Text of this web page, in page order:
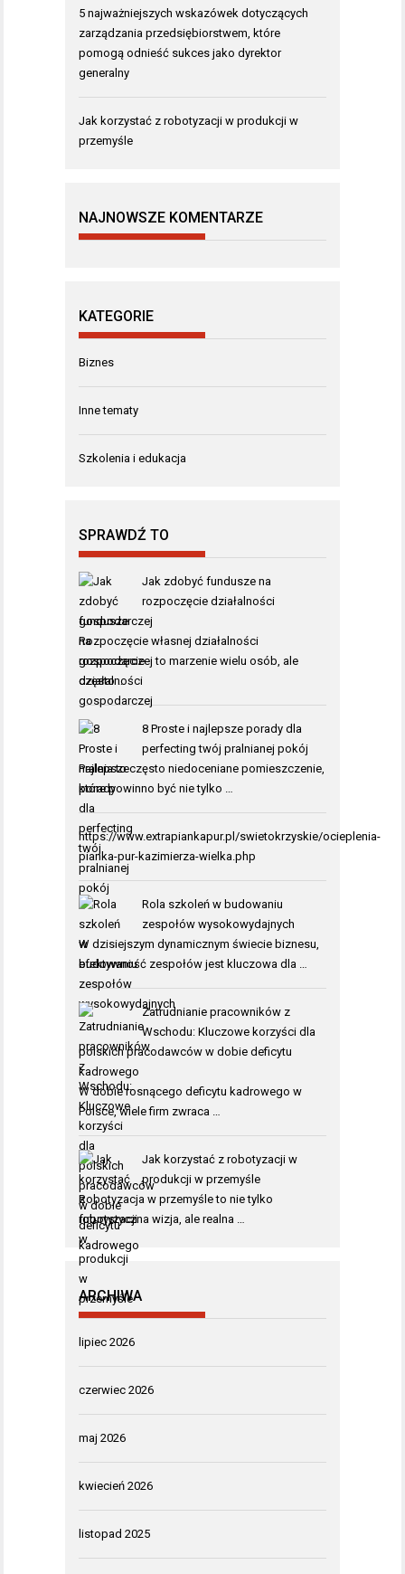
5 najważniejszych wskazówek dotyczących
zarządzania przedsiębiorstwem, które
pomogą odnieść sukces jako dyrektor
generalny
Jak korzystać z robotyzacji w produkcji w
przemyśle
NAJNOWSZE KOMENTARZE
KATEGORIE
Biznes
Inne tematy
Szkolenia i edukacja
SPRAWDŹ TO
Jak zdobyć fundusze na
rozpoczęcie działalności
gospodarczej
Rozpoczęcie własnej działalności
gospodarczej to marzenie wielu osób, ale
często …
8 Proste i najlepsze porady dla
perfecting twój pralnianej pokój
Pralnia to często niedoceniane pomieszczenie,
które powinno być nie tylko …
https://www.extrapiankapur.pl/swietokrzyskie/ocieplenia-
pianka-pur-kazimierza-wielka.php
Rola szkoleń w budowaniu
zespołów wysokowydajnych
W dzisiejszym dynamicznym świecie biznesu,
efektywność zespołów jest kluczowa dla …
Zatrudnianie pracowników z
Wschodu: Kluczowe korzyści dla
polskich pracodawców w dobie deficytu
kadrowego
W dobie rosnącego deficytu kadrowego w
Polsce, wiele firm zwraca …
Jak korzystać z robotyzacji w
produkcji w przemyśle
Robotyzacja w przemyśle to nie tylko
futurystyczna wizja, ale realna …
ARCHIWA
lipiec 2026
czerwiec 2026
maj 2026
kwiecień 2026
listopad 2025